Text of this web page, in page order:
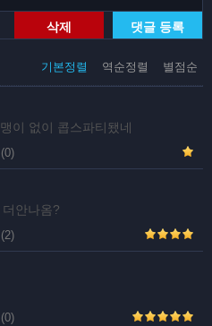
삭제 댓글 등록
기본정렬 역순정렬 별점순
이 없이 콥스파티됐네
(0)
안나옴?
(2)
(0)